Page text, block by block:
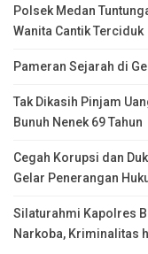
Polsek Medan
Wanita Cantik Terciduk
Pameran Sejarah di
Tak Dikasih Pinjam
Bunuh Nenek 69 Tahun
Cegah Korupsi dan
Gelar Penerangan
Silaturahmi Kapolres
Narkoba, Kriminalitas